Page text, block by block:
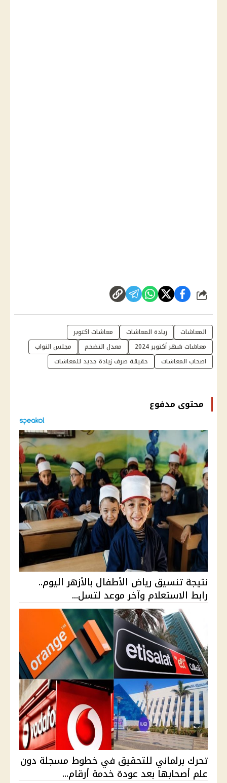
شارك
المعاشات زيادة المعاشات
معاشات اكتوبر
معاشات شهر أكتوبر 2024
معدل التضخم
مجلس النواب
اصحاب المعاشات
حقيقة صرف زيادة جديد للمعاشات
محتوى مدفوع
نتيجة تنسيق رياض الأطفال بالأزهر اليوم..
رابط الاستعلام وآخر موعد لتسل...
تحرك برلماني للتحقيق في خطوط مسجلة دون
علم أصحابها بعد عودة خدمة أرقام...